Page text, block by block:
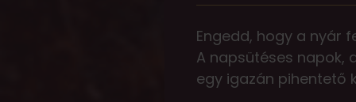
Engedd, hogy a nyár
A napsütéses napok,
egy igazán pihentető